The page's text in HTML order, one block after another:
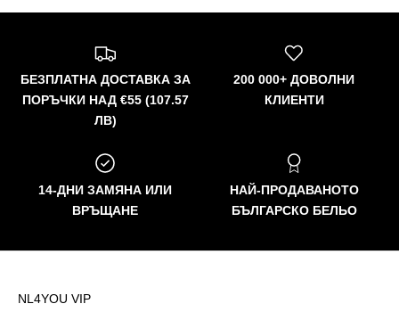
БЕЗПЛАТНА ДОСТАВКА ЗА
ПОРЪЧКИ НАД €55 (107.57
ЛВ)
200 000+ ДОВОЛНИ
КЛИЕНТИ
14-ДНИ ЗАМЯНА ИЛИ
ВРЪЩАНЕ
НАЙ-ПРОДАВАНОТО
БЪЛГАРСКО БЕЛЬО
NL4YOU VIP